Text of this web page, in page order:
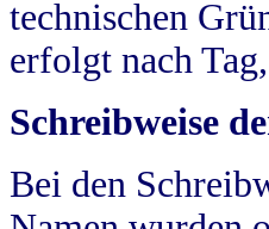
technischen
erfolgt nach
Schreibweise
Bei den